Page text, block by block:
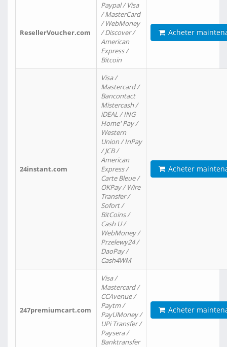
ResellerVoucher.com
Paypal / Visa
/ MasterCard
/ WebMoney
/ Discover /
American
Express /
Bitcoin
Acheter
24instant.com
Visa /
Mastercard /
Bancontact
Mistercash /
iDEAL / ING
Home' Pay /
Western
Union / InPay
/ JCB /
American
Express /
Carte Bleue /
OKPay / Wire
Transfer /
Sofort /
BitCoins /
Cash U /
WebMoney /
Przelewy24 /
DaoPay /
Cash4WM
Acheter
247premiumcart.com
Visa /
Mastercard /
CCAvenue /
Paytm /
PayUMoney /
UPi Transfer /
Paysera /
Banktransfer
Acheter